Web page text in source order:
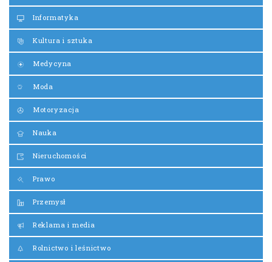
Informatyka
Kultura i sztuka
Medycyna
Moda
Motoryzacja
Nauka
Nieruchomości
Prawo
Przemysł
Reklama i media
Rolnictwo i leśnictwo